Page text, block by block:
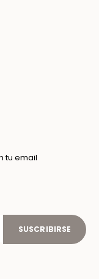
tu email
SUSCRIBIRSE